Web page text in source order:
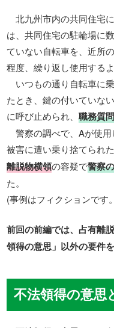
北九州市内の共同住宅
は、共同住宅の駐輪場に
ていない自転車を、近所
程度、繰り返し使用する
いつもの通り自転車に
たとき、鍵の付いていな
に呼び止められ、職務質問
警察の調べで、Aが使
被害に遭い乗り捨てられ
離脱物横領の容疑で警察
た。
(事例はフィクションです
前回の前編では、占有離
領得の意思」以外の要件
不法領得の意思